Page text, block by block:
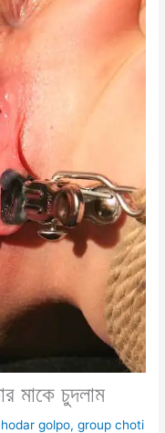
মাকে চুদলাম
golpo,group choti